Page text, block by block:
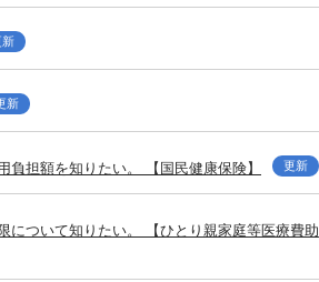
新
新
担額を知りたい。 【国民健康保険】 更新
について知りたい。 【ひとり親家庭等医療費助